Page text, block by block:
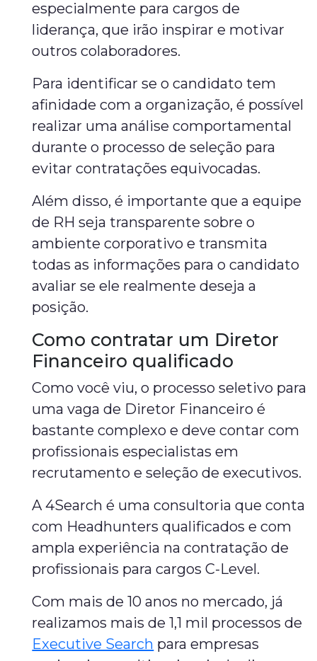
especialmente para cargos de
liderança, que irão inspirar e motivar
outros colaboradores.
Para identificar se o candidato tem
afinidade com a organização, é possível
realizar uma análise comportamental
durante o processo de seleção para
evitar contratações equivocadas.
Além disso, é importante que a equipe
de RH seja transparente sobre o
ambiente corporativo e transmita
todas as informações para o candidato
avaliar se ele realmente deseja a
posição.
Como contratar um Diretor
Financeiro qualificado
Como você viu, o processo seletivo para
uma vaga de Diretor Financeiro é
bastante complexo e deve contar com
profissionais especialistas em
recrutamento e seleção de executivos.
A 4Search é uma consultoria que conta
com Headhunters qualificados e com
ampla experiência na contratação de
profissionais para cargos C-Level.
Com mais de 10 anos no mercado, já
realizamos mais de 1,1 mil processos de
Executive Search para empresas